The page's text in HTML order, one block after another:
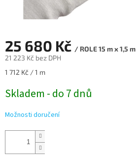
25 680 Kč / ROLE 15 m x 1,5 m
21 223 Kč bez DPH
Měrná
1 712 Kč / 1 m
Skladem - do 7 dnů
Možnosti doručení